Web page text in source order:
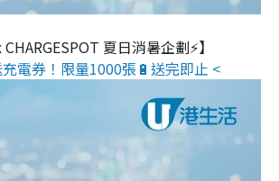
CHARGESPOT 夏日消暑企劃⚡】
電券！限量1000張🔋送完即止 <